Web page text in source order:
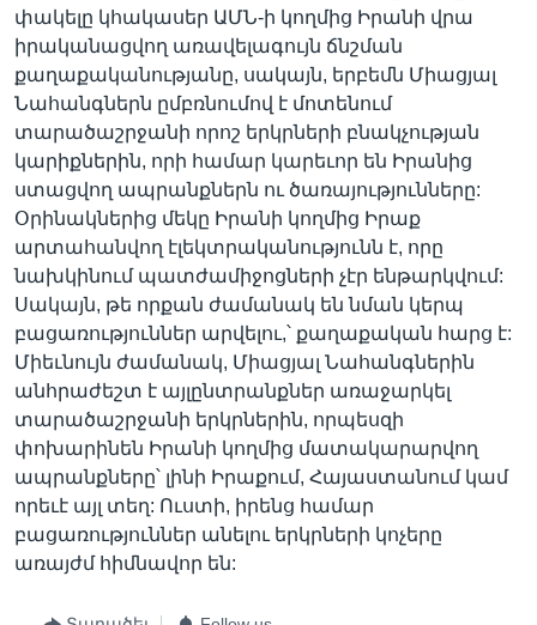
փակելը կհակասեր ԱՄՆ-ի կողմից Իրանի վրա
իրականացվող առավելագույն ճնշման
քաղաքականությանը, սակայն, երբեմն Միացյալ
Նահանգներն ըմբռնումով է մոտենում
տարածաշրջանի որոշ երկրների բնակչության
կարիքներին, որի համար կարեւոր են Իրանից
ստացվող ապրանքներն ու ծառայությունները:
Օրինակներից մեկը Իրանի կողմից Իրաք
արտահանվող էլեկտրականությունն է, որը
նախկինում պատժամիջոցների չէր ենթարկվում:
Սակայն, թե որքան ժամանակ են նման կերպ
բացառություններ արվելու,՝ քաղաքական հարց է:
Միեւնույն ժամանակ, Միացյալ Նահանգներին
անհրաժեշտ է այլընտրանքներ առաջարկել
տարածաշրջանի երկրներին, որպեսզի
փոխարինեն Իրանի կողմից մատակարարվող
ապրանքները՝ լինի Իրաքում, Հայաստանում կամ
որեւէ այլ տեղ: Ուստի, իրենց համար
բացառություններ անելու երկրների կոչերը
առայժմ հիմնավոր են: